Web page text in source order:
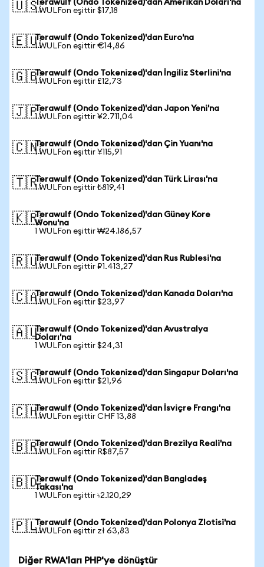
🇺🇸Terawulf (Ondo Tokenized)'dan Amerikan Doları'na
1 WULFon eşittir $17,18
🇪🇺Terawulf (Ondo Tokenized)'dan Euro'na
1 WULFon eşittir €14,86
🇬🇧Terawulf (Ondo Tokenized)'dan İngiliz Sterlini'na
1 WULFon eşittir £12,73
🇯🇵Terawulf (Ondo Tokenized)'dan Japon Yeni'na
1 WULFon eşittir ¥2.711,04
🇨🇳Terawulf (Ondo Tokenized)'dan Çin Yuanı'na
1 WULFon eşittir ¥115,91
🇹🇷Terawulf (Ondo Tokenized)'dan Türk Lirası'na
1 WULFon eşittir ₺819,41
🇰🇷Terawulf (Ondo Tokenized)'dan Güney Kore
Wonu'na
1 WULFon eşittir ₩24.186,57
🇷🇺Terawulf (Ondo Tokenized)'dan Rus Rublesi'na
1 WULFon eşittir ₽1.413,27
🇨🇦Terawulf (Ondo Tokenized)'dan Kanada Doları'na
1 WULFon eşittir $23,97
🇦🇺Terawulf (Ondo Tokenized)'dan Avustralya
Doları'na
1 WULFon eşittir $24,31
🇸🇬Terawulf (Ondo Tokenized)'dan Singapur Doları'na
1 WULFon eşittir $21,96
🇨🇭Terawulf (Ondo Tokenized)'dan İsviçre Frangı'na
1 WULFon eşittir CHF 13,88
🇧🇷Terawulf (Ondo Tokenized)'dan Brezilya Reali'na
1 WULFon eşittir R$87,57
🇧🇩Terawulf (Ondo Tokenized)'dan Bangladeş
Takası'na
1 WULFon eşittir ৳2.120,29
🇵🇱Terawulf (Ondo Tokenized)'dan Polonya Zlotisi'na
1 WULFon eşittir zł 63,83
Diğer RWA'ları PHP'ye dönüştür